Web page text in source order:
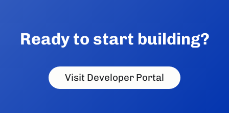
Ready to start building?
Visit Developer Portal